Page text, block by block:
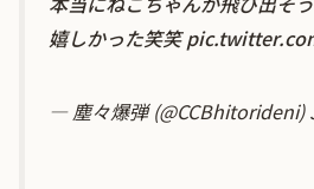
嬉しかった笑笑
— 塵々爆弾 (@CCBhitorideni)